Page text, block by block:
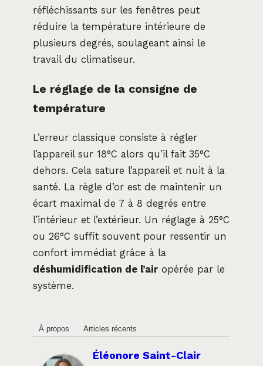
réfléchissants sur les fenêtres peut
réduire la température intérieure de
plusieurs degrés, soulageant ainsi le
travail du climatiseur.
Le réglage de la consigne de
température
L’erreur classique consiste à régler
l’appareil sur 18°C alors qu’il fait 35°C
dehors. Cela sature l’appareil et nuit à la
santé. La règle d’or est de maintenir un
écart maximal de 7 à 8 degrés entre
l’intérieur et l’extérieur. Un réglage à 25°C
ou 26°C suffit souvent pour ressentir un
confort immédiat grâce à la
déshumidification de l’air opérée par le
système.
À propos Articles récents
Éléonore Saint-Clair